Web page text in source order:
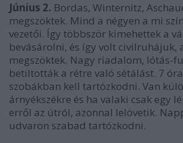
Június 2. Bordas, Winternitz,
megszöktek. Mind a négyen a mi
vezetői. Így többször kimehettek a
bevásárolni, és így volt civilruhájuk,
megszöktek. Nagy riadalom, lótás-
betiltották a rétre való sétálást. 7
szobákban kell tartózkodni. Van
árnyékszékre és ha valaki csak egy
erről az útról, azonnal lelövetik.
udvaron szabad tartózkodni.